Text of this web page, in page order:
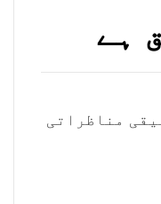
ہے
مناظراتی